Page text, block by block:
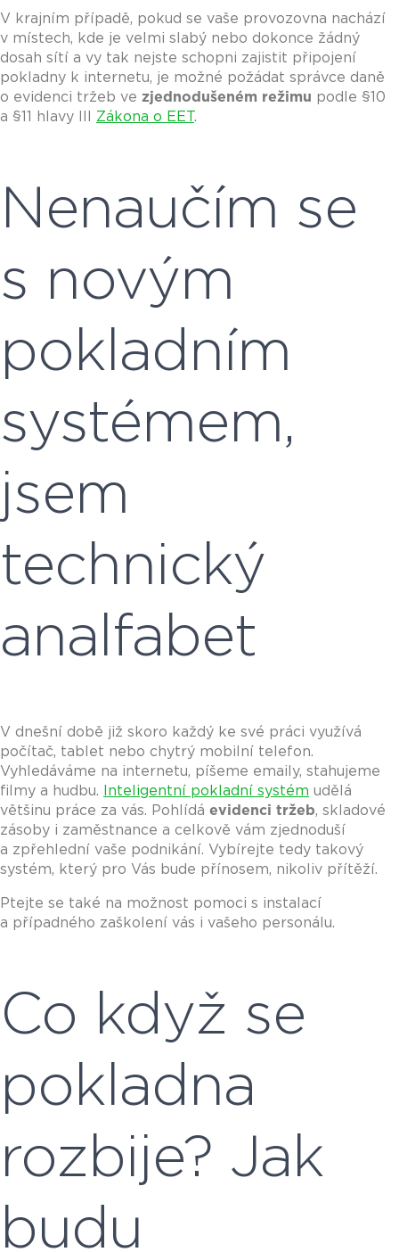
V krajním případě, pokud se vaše provozovna nachází
v místech, kde je velmi slabý nebo dokonce žádný
dosah sítí a vy tak nejste schopni zajistit připojení
pokladny k internetu, je možné požádat správce daně
o evidenci tržeb ve zjednodušeném režimu podle §10
a §11 hlavy III Zákona o EET.
Nenaučím se
s novým
pokladním
systémem,
jsem
technický
analfabet
V dnešní době již skoro každý ke své práci využívá
počítač, tablet nebo chytrý mobilní telefon.
Vyhledáváme na internetu, píšeme emaily, stahujeme
filmy a hudbu.
Inteligentní pokladní systém udělá
většinu práce za vás. Pohlídá evidenci tržeb, skladové
zásoby i zaměstnance a celkově vám zjednoduší
a zpřehlední vaše podnikání. Vybírejte tedy takový
systém, který pro Vás bude přínosem, nikoliv přítěží.
Ptejte se také na možnost pomoci s instalací
a případného zaškolení vás i vašeho personálu.
Co když se
pokladna
rozbije? Jak
budu